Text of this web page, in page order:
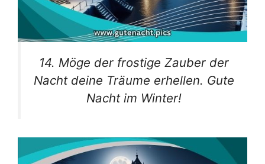
14. Möge der frostige Zauber der
Nacht deine Träume erhellen. Gute
Nacht im Winter!